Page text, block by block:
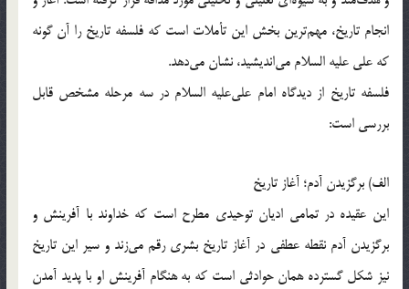
انجام تاريخ، مهم‌ترين بخش اين تأملات است كه فلسفه تاريخ را آن گونه
كه على ‌عليه السلام مى‌انديشيد، نشان مى‌دهد.
فلسفه تاريخ از ديدگاه امام على‌عليه السلام در سه مرحله مشخص قابل
بررسى است:
الف) برگزيدن آدم؛ آغاز تاريخ‌
اين عقيده در تمامى اديان توحيدى مطرح است كه خداوند با آفرينش و
برگزيدن آدم نقطه عطفى در آغاز تاريخ بشرى رقم مى‌زند و سير اين تاريخ
نيز شكل گسترده همان حوادثى است كه به هنگام آفرينش او با پديد آمدن